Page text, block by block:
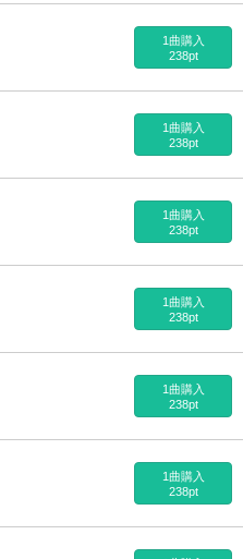
1曲購入
238pt
1曲購入
238pt
1曲購入
238pt
1曲購入
238pt
1曲購入
238pt
1曲購入
238pt